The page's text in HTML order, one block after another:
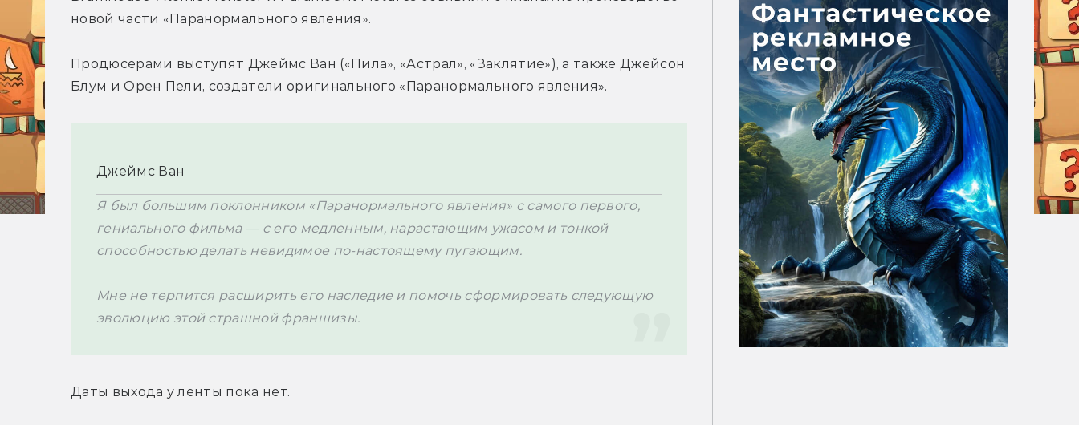
новой части «Паранормального явления».
Продюсерами выступят Джеймс Ван («Пила», «Астрал», «Заклятие»), а также Джейсон
Блум и Орен Пели, создатели оригинального «Паранормального явления».
Джеймс Ван
Я был большим поклонником «Паранормального явления» с самого первого,
гениального фильма — с его медленным, нарастающим ужасом и тонкой
способностью делать невидимое по-настоящему пугающим.
Мне не терпится расширить его наследие и помочь сформировать следующую
эволюцию этой страшной франшизы.
Даты выхода у ленты пока нет.